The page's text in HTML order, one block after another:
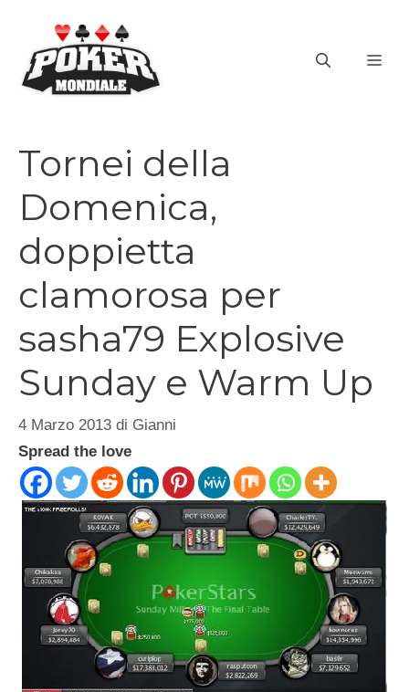
contenuto
Tornei della
Domenica,
doppietta
clamorosa per
sasha79 Explosive
Sunday e Warm Up
4 Marzo 2013 di Gianni
Spread the love